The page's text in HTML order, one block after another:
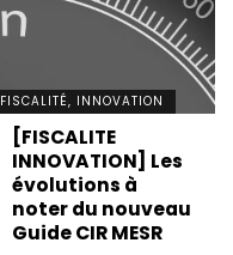
FISCALITÉ, INNOVATION
[FISCALITE
INNOVATION] Les
évolutions à
noter du nouveau
Guide CIR MESR